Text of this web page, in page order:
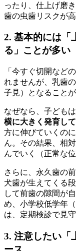
ったり、仕上げ磨
歯の虫歯リスクが
2. 基本的には「
る」ことが多い
「今すぐ切開など
れませんが、乳歯
子見）となること
なぜなら、子ども
横に大きく発育し
方に伸びていくの
ん。その結果、相
んでいく（正常な
さらに、永久歯の
犬歯が生えてくる
して前歯の隙間が
め、小学校低学年
は、定期検診で見
3. 注意したい「